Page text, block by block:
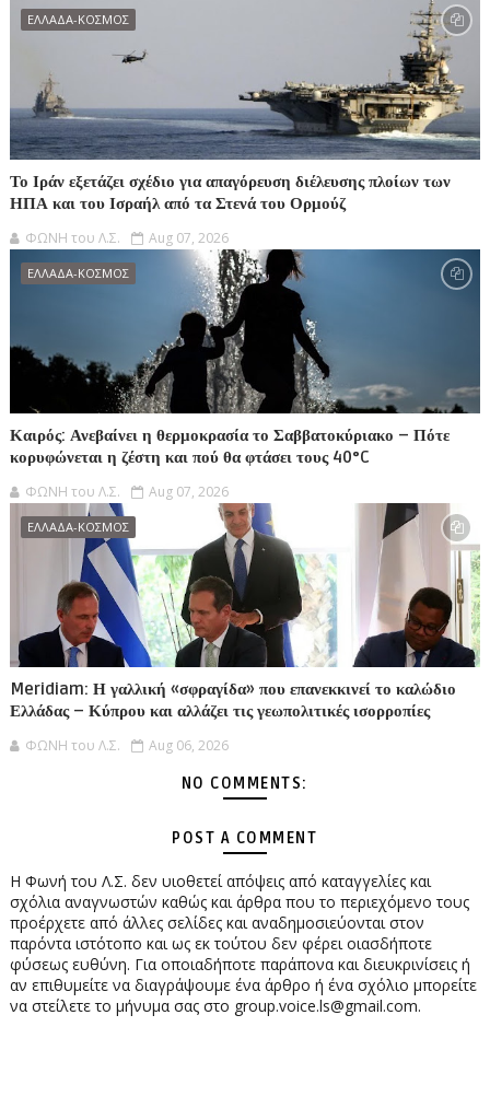
ΕΛΛΑΔΑ-ΚΟΣΜΟΣ
Το Ιράν εξετάζει σχέδιο για απαγόρευση διέλευσης πλοίων των
ΗΠΑ και του Ισραήλ από τα Στενά του Ορμούζ
ΦΩΝΗ του Λ.Σ. Aug 07, 2026
ΕΛΛΑΔΑ-ΚΟΣΜΟΣ
Καιρός: Ανεβαίνει η θερμοκρασία το Σαββατοκύριακο – Πότε
κορυφώνεται η ζέστη και πού θα φτάσει τους 40°C
ΦΩΝΗ του Λ.Σ. Aug 07, 2026
ΕΛΛΑΔΑ-ΚΟΣΜΟΣ
Meridiam: Η γαλλική «σφραγίδα» που επανεκκινεί το καλώδιο
Ελλάδας – Κύπρου και αλλάζει τις γεωπολιτικές ισορροπίες
ΦΩΝΗ του Λ.Σ. Aug 06, 2026
NO COMMENTS:
POST A COMMENT
Η Φωνή του Λ.Σ. δεν υιοθετεί απόψεις από καταγγελίες και
σχόλια αναγνωστών καθώς και άρθρα που το περιεχόμενο τους
προέρχετε από άλλες σελίδες και αναδημοσιεύονται στον
παρόντα ιστότοπο και ως εκ τούτου δεν φέρει οιασδήποτε
φύσεως ευθύνη. Για οποιαδήποτε παράπονα και διευκρινίσεις ή
αν επιθυμείτε να διαγράψουμε ένα άρθρο ή ένα σχόλιο μπορείτε
να στείλετε το μήνυμα σας στο group.voice.ls@gmail.com.